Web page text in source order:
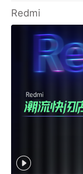
Redmi